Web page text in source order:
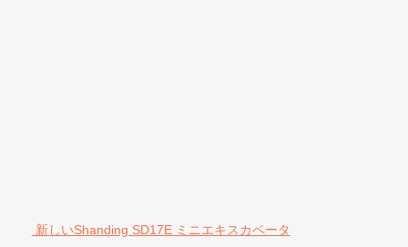
新しいShanding SD17E ミニエキスカベータ